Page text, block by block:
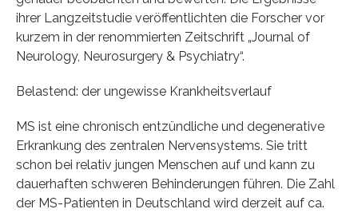
ihrer Langzeitstudie veröffentlichten die Forscher vor
kurzem in der renommierten Zeitschrift „Journal of
Neurology, Neurosurgery & Psychiatry“.
Belastend: der ungewisse Krankheitsverlauf
MS ist eine chronisch entzündliche und degenerative
Erkrankung des zentralen Nervensystems. Sie tritt
schon bei relativ jungen Menschen auf und kann zu
dauerhaften schweren Behinderungen führen. Die Zahl
der MS-Patienten in Deutschland wird derzeit auf ca.